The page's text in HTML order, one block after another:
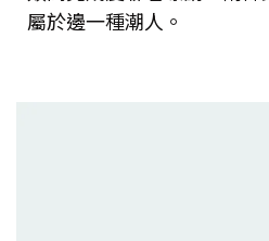
屬於邊一種潮人。